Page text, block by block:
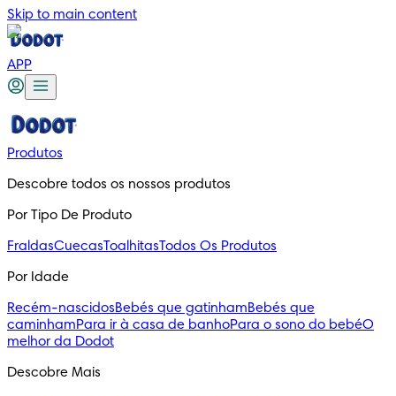
Skip to main content
APP
Produtos
Descobre todos os nossos produtos
Por Tipo De Produto
FraldasCuecasToalhitasTodos Os Produtos
Por Idade
Recém-nascidosBebés que gatinhamBebés que
caminhamPara ir à casa de banhoPara o sono do bebéO
melhor da Dodot
Descobre Mais